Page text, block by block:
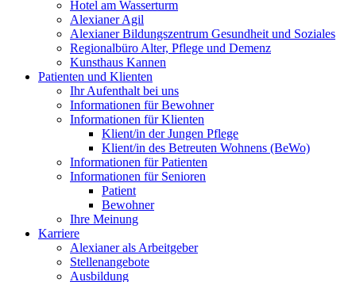
Hotel am Wasserturm
Alexianer Agil
Alexianer Bildungszentrum Gesundheit und Soziales
Regionalbüro Alter, Pflege und Demenz
Kunsthaus Kannen
Patienten und Klienten
Ihr Aufenthalt bei uns
Informationen für Bewohner
Informationen für Klienten
Klient/in der Jungen Pflege
Klient/in des Betreuten Wohnens (BeWo)
Informationen für Patienten
Informationen für Senioren
Patient
Bewohner
Ihre Meinung
Karriere
Alexianer als Arbeitgeber
Stellenangebote
Ausbildung